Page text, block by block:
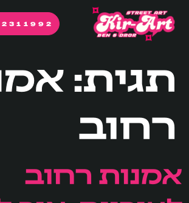
לתוכן
תגית:
רחוב
אמנות רחוב